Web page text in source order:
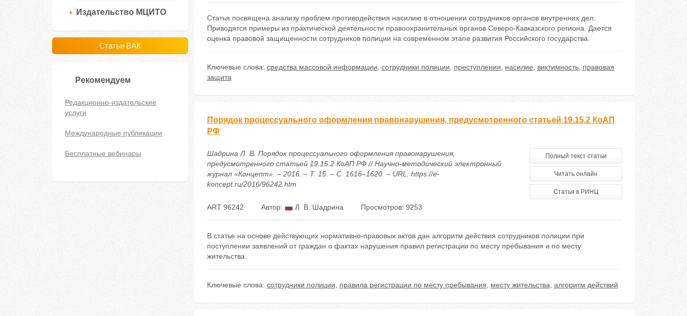
Издательство МЦИТО
Статьи ВАК
Рекомендуем
Редакционно-издательские
услуги
Международные публикации
Бесплатные вебинары
Статья посвящена анализу проблем противодействия насилию в отношении сотрудников органов внутренних дел.
Приводятся примеры из практической деятельности правоохранительных органов Северо-Кавказского региона. Дается
оценка правовой защищенности сотрудников полиции на современном этапе развития Российского государства.
Ключевые слова: средства массовой информации сотрудники полиции преступления насилие виктимность, правовая
защита
Порядок процессуального оформления правонарушения, предусмотренного статьей 19.15.2 КоАП
РФ
Шадрина Л. В. Порядок процессуального оформления правонарушения,
предусмотренного статьей 19.15.2 КоАП РФ // Научно-методический электронный
журнал «Концепт». – 2016. – Т. 15. – С. 1616–1620. – URL: https://e-
koncept.ru/2016/96242.htm
Полный текст статьи
Читать онлайн
Статья в РИНЦ
ART 96242 Автор: Л. В. Шадрина Просмотров: 9253
В статье на основе действующих нормативно-правовых актов дан алгоритм действия сотрудников полиции при
поступлении заявлений от граждан о фактах нарушения правил регистрации по месту пребывания и по месту
жительства.
Ключевые слова: сотрудники полиции правила регистрации по месту пребывания месту жительства алгоритм действий